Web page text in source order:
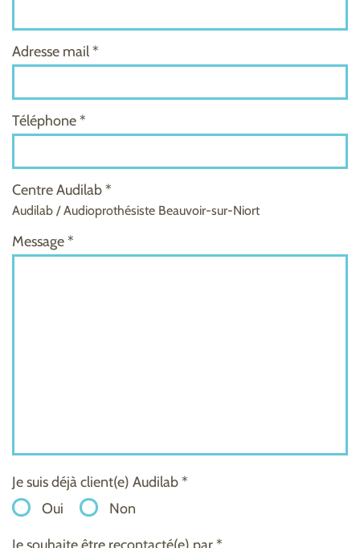
Adresse mail *
Téléphone *
Centre Audilab *
Audilab / Audioprothésiste Beauvoir-sur-Niort
Message *
Je suis déjà client(e) Audilab *
Oui
Non